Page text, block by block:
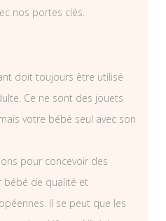
nos portes clés.
doit toujours être utilisé
Ce ne sont des jouets
votre bébé seul avec son
pour concevoir des
bébé de qualité et
Il se peut que les